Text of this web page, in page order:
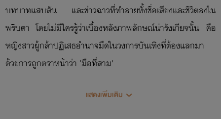
บทบาทแสบสัน และข่าวฉาวที่ทำลายทั้งชื่อเสียงและชีวิตลงใน
พริบตา โดยไม่มีใครรู้ว่าเบื้องหลังภาพลักษณ์น่ารังเกียจนั้น คือ
หญิงสาวผู้กล้าปฏิเสธอำนาจมืดในวงการบันเทิงที่ต้องแลกมา
ด้วยการถูกตราหน้าว่า ‘มือที่สาม’
หนึ่งปีผ่านไป ในคืนหนึ่งที่รู้สึกอ่อนล้าและอยากลืมโลก ไอ
แสดงเพิ่มเติม